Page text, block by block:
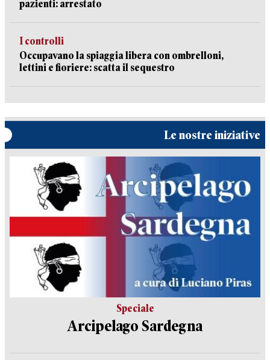
pazienti: arrestato
I controlli
Occupavano la spiaggia libera con ombrelloni,
lettini e fioriere: scatta il sequestro
Le nostre iniziative
Speciale
Arcipelago Sardegna